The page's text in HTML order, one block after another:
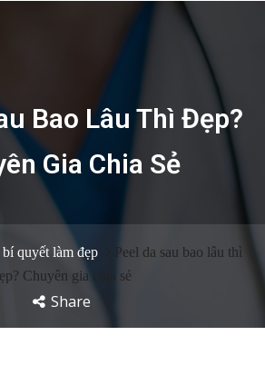
Bao Lâu Thì Đẹp?
Gia Chia Sẻ
bí quyết làm đẹp
Peel da sau bao lâu thì
Chuyên gia chia sẻ
Share